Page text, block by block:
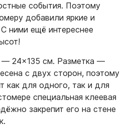
события. Поэтому
добавили яркие и
ними ещё интереснее
— 24×135 см. Разметка —
с двух сторон, поэтому
как для одного, так и для
специальная клеевая
закрепит его на стене